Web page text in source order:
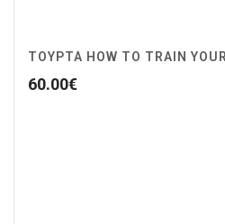
ΤΟΥΡΤΑ HOW TO TRAIN
60.00€